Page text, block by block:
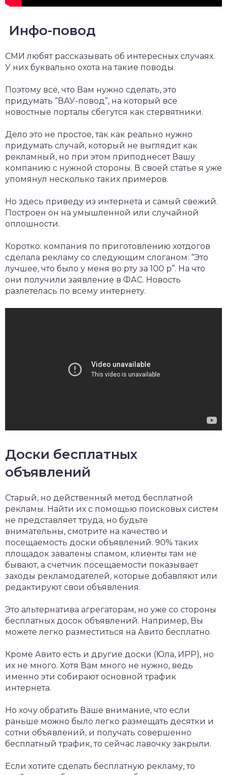
Инфо-повод
СМИ любят рассказывать об интересных случаях.
У них буквально охота на такие поводы.
Поэтому всё, что Вам нужно сделать, это
придумать “ВАУ-повод”, на который все
новостные порталы сбегутся как стервятники.
Дело это не простое, так как реально нужно
придумать случай, который не выглядит как
рекламный, но при этом приподнесет Вашу
компанию с нужной стороны. В своей статье я уже
упомянул несколько таких примеров.
Но здесь приведу из интернета и самый свежий.
Построен он на умышленной или случайной
оплошности.
Коротко: компания по приготовлению хотдогов
сделала рекламу со следующим слоганом: “Это
лучшее, что было у меня во рту за 100 р”. На что
они получили заявление в ФАС. Новость
разлетелась по всему интернету.
Доски бесплатных
объявлений
Старый, но действенный метод бесплатной
рекламы. Найти их с помощью поисковых систем
не представляет труда, но будьте
внимательны, смотрите на качество и
посещаемость доски объявлений. 90% таких
площадок завалены спамом, клиенты там не
бывают, а счетчик посещаемости показывает
заходы рекламодателей, которые добавляют или
редактируют свои объявления.
Это альтернатива агрегаторам, но уже со стороны
бесплатных досок объявлений. Например, Вы
можете легко разместиться на Авито бесплатно.
Кроме Авито есть и другие доски (Юла, ИРР), но
их не много. Хотя Вам много не нужно, ведь
именно эти собирают основной трафик
интернета.
Но хочу обратить Ваше внимание, что если
раньше можно было легко размещать десятки и
сотни объявлений, и получать совершенно
бесплатный трафик, то сейчас лавочку закрыли.
Если хотите сделать бесплатную рекламу, то